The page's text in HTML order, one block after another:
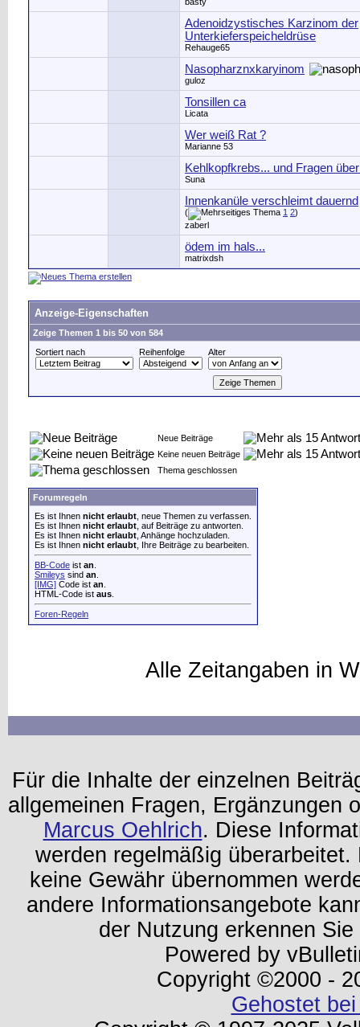
Adenoidzystisches Karzinom der
Unterkieferspeicheldrüse
Rehauge65
Nasopharznxkaryinom
guloz
Tonsillen ca
Licata
Wer weiß Rat ?
Marianne 53
Kehlkopfkrebs... und Fragen
Suna
Innenkanüle verschleimt dauernd
( 1 2)
zaberl
ödem im hals...
matrixdsh
Anzeige-Eigenschaften
Zeige Themen 1 bis 50 von 584
Sortiert nach
Reihenfolge Alter
Neue Beiträge
Keine neuen Beiträge
Thema geschlossen
Forumregeln
Es ist Ihnen nicht erlaubt , neue Themen zu verfassen.
Es ist Ihnen nicht erlaubt , auf Beiträge zu antworten.
Es ist Ihnen nicht erlaubt , Anhänge hochzuladen.
Es ist Ihnen nicht erlaubt , Ihre Beiträge zu bearbeiten.
BB-Code ist an
Smileys sind an
[IMG] Code ist an
HTML-Code ist aus
Foren-Regeln
Alle Zeitangaben in
Für die Inhalte der einzelnen
allgemeinen Fragen, Ergänzungen
Marcus Oehlrich. Diese
werden regelmäßig
keine Gewähr übernommen
andere Informationsangebote
der Nutzung erkennen
Powered by
Copyright ©2000 -
Gehostet